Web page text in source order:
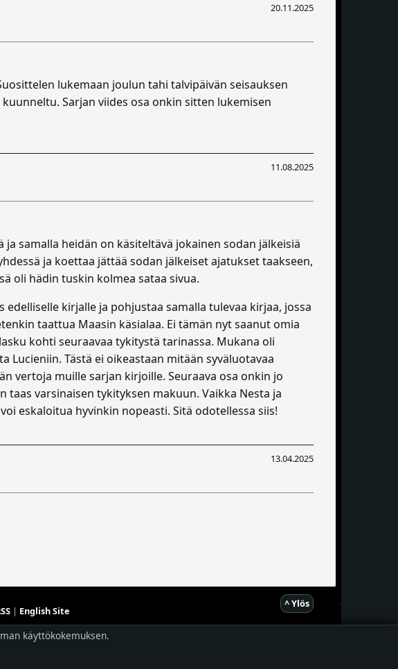
20.11.2025
lukemaan joulun tahi talvipäivän seisauksen
Sarjan viides osa onkin sitten lukemisen
11.08.2025
samalla heidän on käsiteltävä jokainen sodan jälkeisiä
ja koettaa jättää sodan jälkeiset ajatukset taakseen,
oli hädin tuskin kolmea sataa sivua.
kirjalle ja pohjustaa samalla tulevaa kirjaa, jossa
taattua Maasin käsialaa. Ei tämän nyt saanut omia
kohti seuraavaa tykitystä tarinassa. Mukana oli
Tästä ei oikeastaan mitään syväluotavaa
vertoja muille sarjan kirjoille. Seuraava osa onkin jo
varsinaisen tykityksen makuun. Vaikka Nesta ja
eskaloitua hyvinkin nopeasti. Sitä odotellessa siis!
13.04.2025
^ Ylös
| English Site
Oy
käyttökokemuksen.